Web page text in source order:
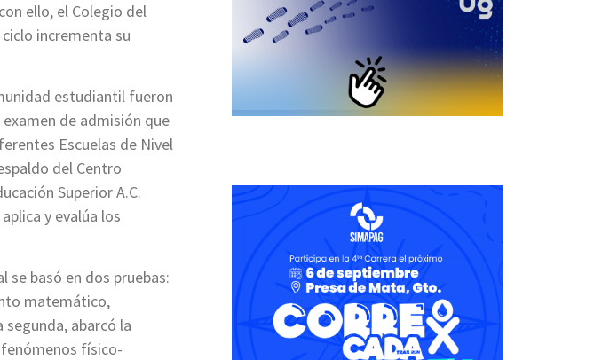
ello, el Colegio del
incrementa su
estudiantil fueron
de admisión que
Escuelas de Nivel
del Centro
Superior A.C.
y evalúa los
se basó en dos pruebas:
matemático,
abarcó la
físico-